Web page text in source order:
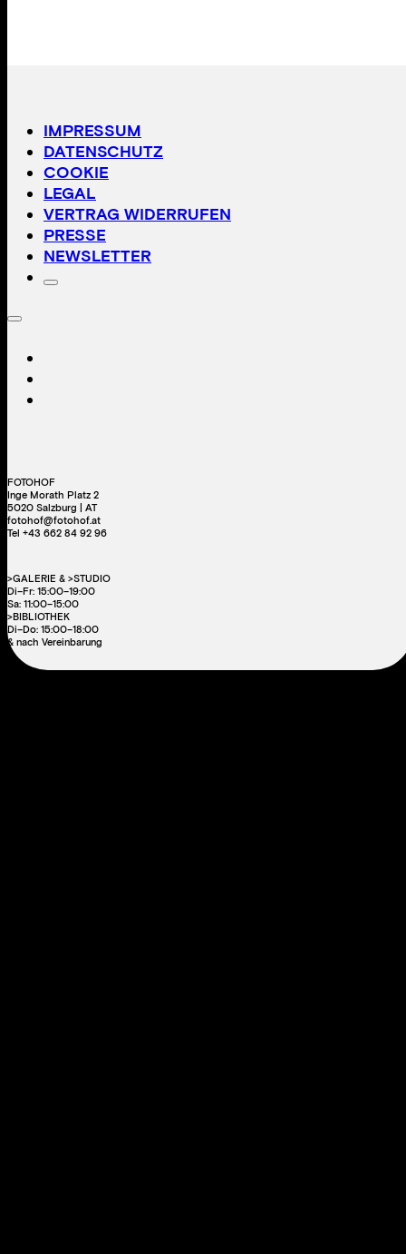
IMPRESSUM
DATENSCHUTZ
COOKIE
LEGAL
VERTRAG WIDERRUFEN
PRESSE
NEWSLETTER
FOTOHOF
Inge Morath Platz 2
5020 Salzburg | AT
fotohof@fotohof.at
Tel +43 662 84 92 96
>GALERIE & >STUDIO
Di–Fr: 15:00–19:00
Sa: 11:00–15:00
>BIBLIOTHEK
Di–Do: 15:00–18:00
& nach Vereinbarung